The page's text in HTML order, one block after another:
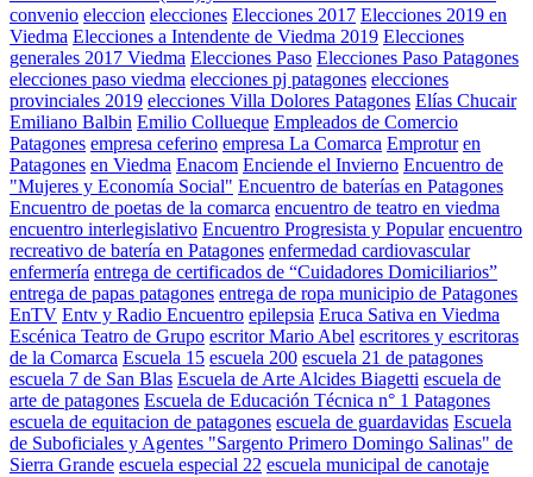
convenio eleccion elecciones Elecciones 2017 Elecciones 2019 en
Viedma Elecciones a Intendente de Viedma 2019 Elecciones
generales 2017 Viedma Elecciones Paso Elecciones Paso Patagones
elecciones paso viedma elecciones pj patagones elecciones
provinciales 2019 elecciones Villa Dolores Patagones Elías Chucair
Emiliano Balbin Emilio Collueque Empleados de Comercio
Patagones empresa ceferino empresa La Comarca Emprotur en
Patagones en Viedma Enacom Enciende el Invierno Encuentro de
"Mujeres y Economía Social" Encuentro de baterías en Patagones
Encuentro de poetas de la comarca encuentro de teatro en viedma
encuentro interlegislativo Encuentro Progresista y Popular encuentro
recreativo de batería en Patagones enfermedad cardiovascular
enfermería entrega de certificados de “Cuidadores Domiciliarios”
entrega de papas patagones entrega de ropa municipio de Patagones
EnTV Entv y Radio Encuentro epilepsia Eruca Sativa en Viedma
Escénica Teatro de Grupo escritor Mario Abel escritores y escritoras
de la Comarca Escuela 15 escuela 200 escuela 21 de patagones
escuela 7 de San Blas Escuela de Arte Alcides Biagetti escuela de
arte de patagones Escuela de Educación Técnica n° 1 Patagones
escuela de equitacion de patagones escuela de guardavidas Escuela
de Suboficiales y Agentes "Sargento Primero Domingo Salinas" de
Sierra Grande escuela especial 22 escuela municipal de canotaje